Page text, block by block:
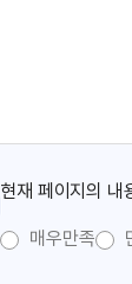
현재 페이지의 내
매우만족